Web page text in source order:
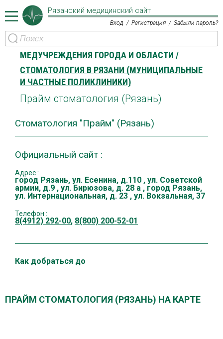
Рязанский медицинский сайт
Вход Регистрация Забыли пароль?
МЕДУЧРЕЖДЕНИЯ ГОРОДА И ОБЛАСТИ
СТОМАТОЛОГИЯ В РЯЗАНИ (МУНИЦИПАЛЬНЫЕ
И ЧАСТНЫЕ ПОЛИКЛИНИКИ)
Прайм стоматология (Рязань)
Стоматология "Прайм" (Рязань)
Официальный сайт :
Адрес :
город Рязань, ул. Есенина, д.110 , ул. Советской
армии, д.9 , ул. Бирюзова, д. 28 а , город Рязань,
ул. Интернациональная, д. 23 , ул. Вокзальная, 37
Телефон :
8(4912) 292-00, 8(800) 200-52-01
Как добраться до
ПРАЙМ СТОМАТОЛОГИЯ (РЯЗАНЬ) НА КАРТЕ